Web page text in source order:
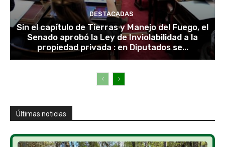
DESTACADAS
Sin el capítulo de Tierras y Manejo del Fuego, el
Senado aprobó la Ley de Inviolabilidad a la
propiedad privada : en Diputados se...
Últimas noticias